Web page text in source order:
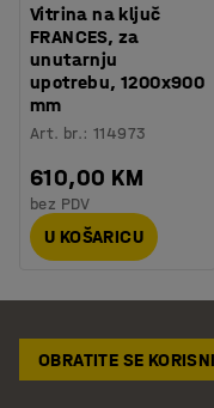
Vitrina na ključ
FRANCES, za
unutarnju
upotrebu, 1200x900
mm
Art. br.:114973
610,00 KM
bez PDV
U KOŠARICU
OBRATITE SE